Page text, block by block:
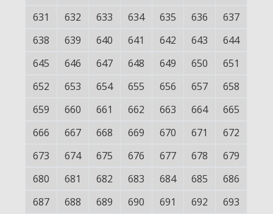
631
632 633 634 635 636
637
638
639 640 641 642 643
644
645
646 647 648 649 650
651
652
653 654 655 656 657
658
659
660 661 662 663 664
665
666
667 668 669 670 671
672
673
674 675 676 677 678
679
680
681 682 683 684 685
686
687
688 689 690 691 692
693